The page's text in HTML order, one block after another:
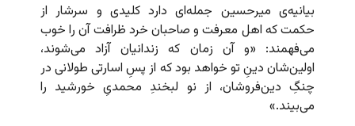
بیانیه‌ی میرحسین جمله‌ای دارد کلیدی و سرشار از
حکمت که اهل معرفت و صاحبان خرد ظرافت آن را خوب
می‌فهمند: «و آن زمان که زندانیان آزاد می‌شوند،
اولین‌شان دینِ تو خواهد بود که از پسِ اسارتی طولانی در
چنگِ دین‌فروشان، از نو لبخندِ محمدیِ خورشید را
می‌بیند.»